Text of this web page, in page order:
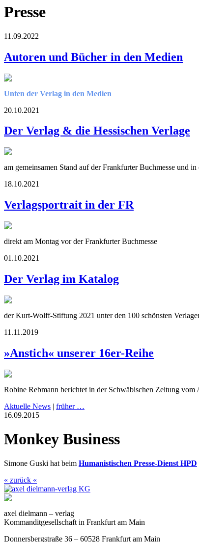
Presse
11.09.2022
Autoren und Bücher in den Medien
Unten der Verlag in den Medien
20.10.2021
Der Verlag & die Hessischen Verlage
am gemeinsamen Stand auf der Frankfurter Buchmesse und
18.10.2021
Verlagsportrait in der FR
direkt am Montag vor der Frankfurter Buchmesse
01.10.2021
Der Verlag im Katalog
der Kurt-Wolff-Stiftung 2021 unter den 100 schönsten
11.11.2019
»Anstich« unserer 16er-Reihe
Robine Rebmann berichtet in der Schwäbischen Zeitung
Aktuelle News | früher …
16.09.2015
Monkey Business
Simone Guski hat beim Humanistischen Presse-Dienst HPD
« zurück «
axel dielmann – verlag
Kommanditgesellschaft in Frankfurt am Main
Donnersbergstraße 36 – 60528 Frankfurt am Main